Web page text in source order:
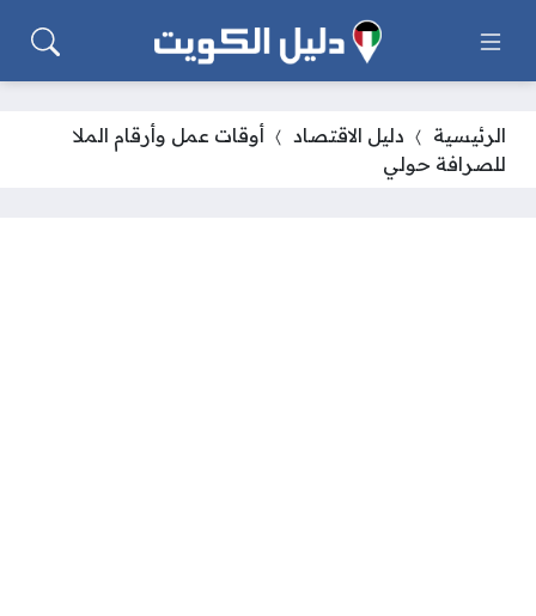
الرئيسية دليل الاقتصاد
أوقات عمل وأرقام الملا
للصرافة حولي